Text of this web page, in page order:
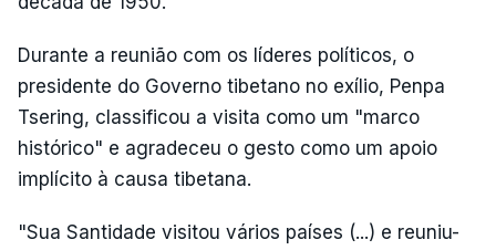
Durante a reunião com os líderes políticos, o
presidente do Governo tibetano no exílio, Penpa
Tsering, classificou a visita como um "marco
histórico" e agradeceu o gesto como um apoio
implícito à causa tibetana.
"Sua Santidade visitou vários países (...) e reuniu-